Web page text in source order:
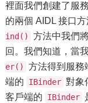
裡面我們創建了服
的兩個 AIDL 接口
ind()
方法中我們
回。我們知道，當
er()
方法得到服務
端的
IBinder 對象
客戶端的
IBinder